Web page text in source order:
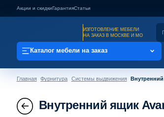
Акции и скидкиГарантияСтатьи
ИЗГОТОВЛЕНИЕ МЕБЕЛИ
НА ЗАКАЗ В МОСКВЕ И МО
Каталог мебели на заказ
Главная Фурнитура Системы выдвижения
Внутренний ящик